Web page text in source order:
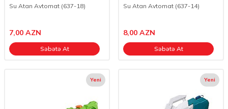
Su Atan Avtomat (637-18)
7,00 AZN
Səbətə At
Su Atan Avtomat (637-14)
8,00 AZN
Səbətə At
Yeni Yeni